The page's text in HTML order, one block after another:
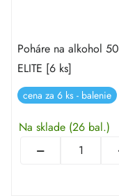
Poháre na alkohol
ELITE [6 ks]
cena za 6 ks - balenie
Na sklade (26 bal.)